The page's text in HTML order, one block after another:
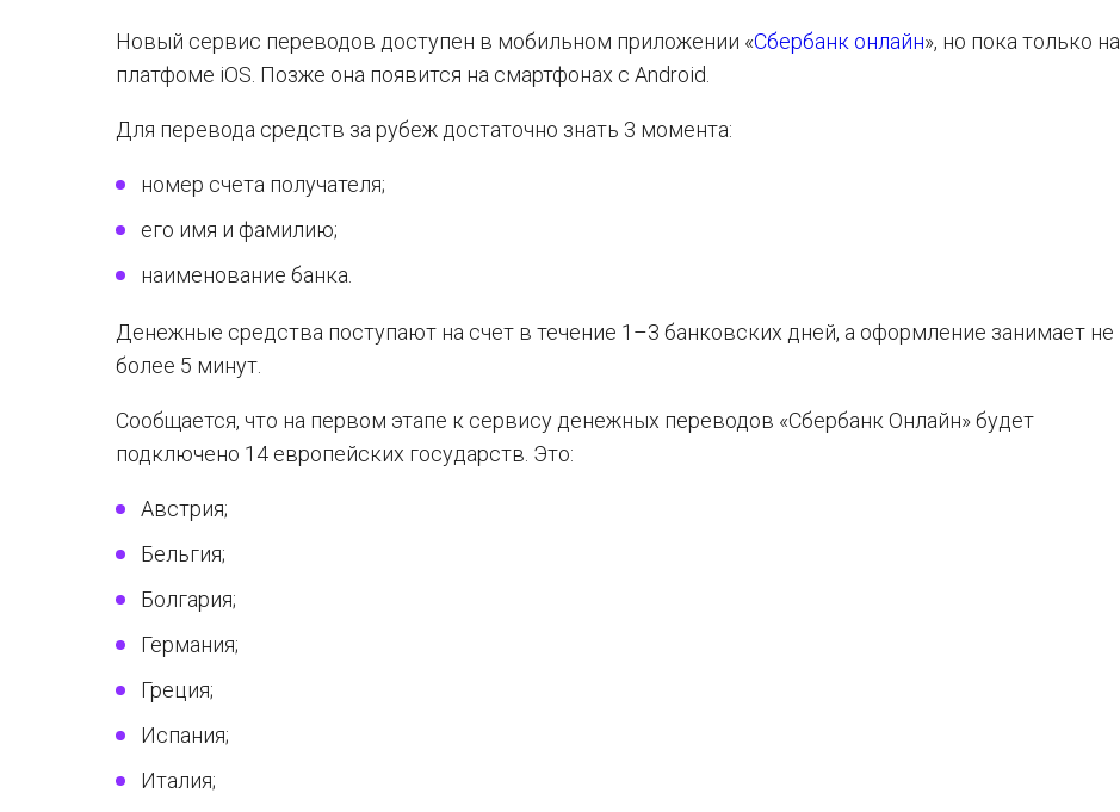
Новый сервис переводов доступен в мобильном приложении «Сбербанк онлайн», но пока только на
платфоме iOS. Позже она появится на смартфонах с Android.
Для перевода средств за рубеж достаточно знать 3 момента:
номер счета получателя;
его имя и фамилию;
наименование банка.
Денежные средства поступают на счет в течение 1–3 банковских дней, а оформление занимает не
более 5 минут.
Сообщается, что на первом этапе к сервису денежных переводов «Сбербанк Онлайн» будет
подключено 14 европейских государств. Это:
Австрия;
Бельгия;
Болгария;
Германия;
Греция;
Испания;
Италия;